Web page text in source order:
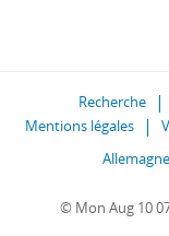
Recherche
Mentions légales
Allemagne
© Mon Aug 10